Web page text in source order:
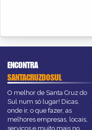
ENCONTRA
SANTACRUZDOSUL
O melhor de Santa Cruz do
Sul num só lugar! Dicas,
onde ir, o que fazer, as
melhores empresas, locais,
serviços e muito mais no